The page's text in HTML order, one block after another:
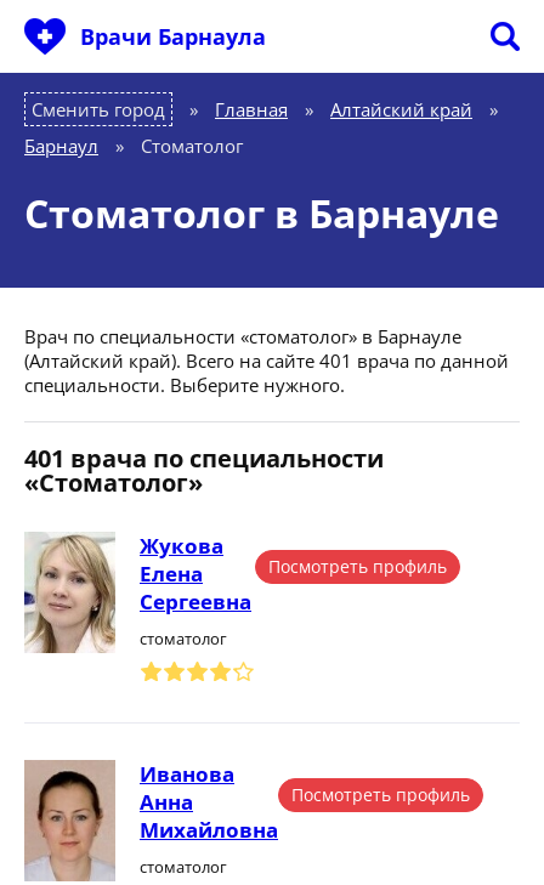
Врачи Барнаула
Сменить город Главная » Алтайский край
»
Барнаул
» Стоматолог
Стоматолог в Барнауле
Врач по специальности «стоматолог» в Барнауле
(Алтайский край). Всего на сайте 401 врача по данной
специальности. Выберите нужного.
401 врача по специальности
«Стоматолог»
Жукова
Елена
Сергеевна
стоматолог
Посмотреть профиль
Иванова
Анна
Михайловна
стоматолог
Посмотреть профиль